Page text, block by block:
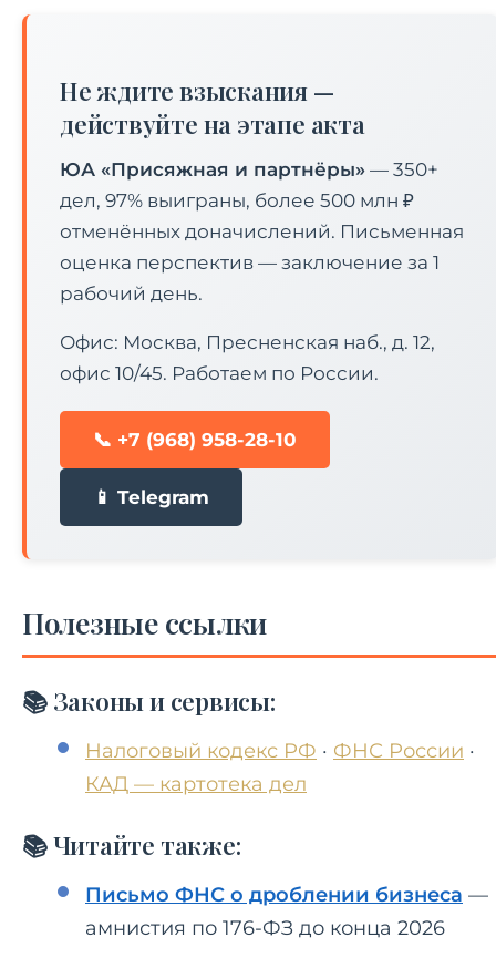
Не ждите взыскания —
действуйте на этапе акта
ЮА «Присяжная и партнёры» — 350+
дел, 97% выиграны, более 500 млн ₽
отменённых доначислений. Письменная
оценка перспектив — заключение за 1
рабочий день.
Офис: Москва, Пресненская наб., д. 12,
офис 10/45. Работаем по России.
📞 +7 (968) 958-28-10
📱 Telegram
Полезные ссылки
📚 Законы и сервисы:
Налоговый кодекс РФ · ФНС России ·
КАД — картотека дел
📚 Читайте также:
Письмо ФНС о дроблении бизнеса —
амнистия по 176-ФЗ до конца 2026